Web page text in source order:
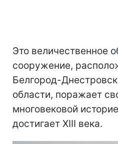
Это величественное
сооружение,
Белгород-
области, поражает
многовековой
достигает XIII века.